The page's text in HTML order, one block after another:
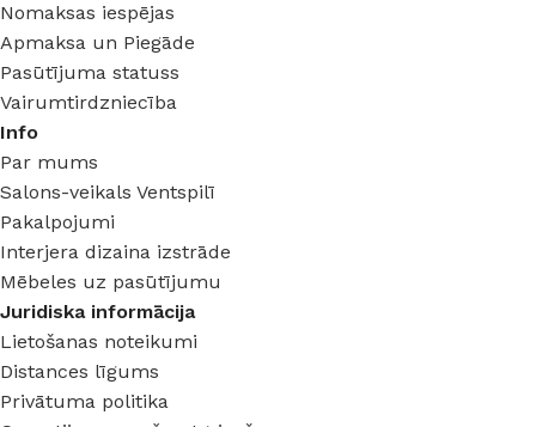
Nomaksas iespējas
Apmaksa un Piegāde
Pasūtījuma statuss
Vairumtirdzniecība
Info
Par mums
Salons-veikals Ventspilī
Pakalpojumi
Interjera dizaina izstrāde
Mēbeles uz pasūtījumu
Juridiska informācija
Lietošanas noteikumi
Distances līgums
Privātuma politika